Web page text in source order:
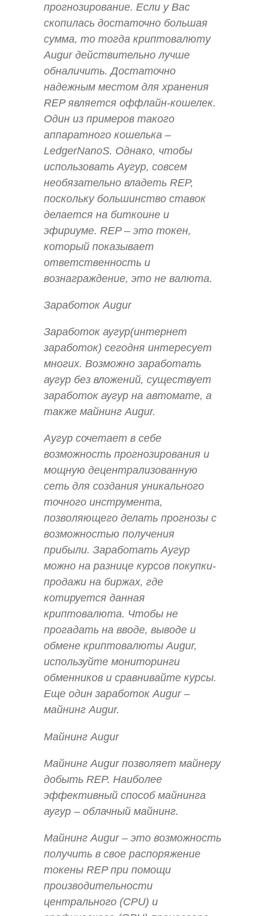
прогнозирование. Если у Вас
скопилась достаточно большая
сумма, то тогда криптовалюту
Augur действительно лучше
обналичить. Достаточно
надежным местом для хранения
REP является оффлайн-кошелек.
Один из примеров такого
аппаратного кошелька –
LedgerNanoS. Однако, чтобы
использовать Аугур, совсем
необязательно владеть REP,
поскольку большинство ставок
делается на биткоине и
эфириуме. REP – это токен,
который показывает
ответственность и
вознаграждение, это не валюта.
Заработок Augur
Заработок аугур(интернет
заработок) сегодня интересует
многих. Возможно заработать
аугур без вложений, существует
заработок аугур на автомате, а
также майнинг Augur.
Аугур сочетает в себе
возможность прогнозирования и
мощную децентрализованную
сеть для создания уникального
точного инструмента,
позволяющего делать прогнозы с
возможностью получения
прибыли. Заработать Аугур
можно на разнице курсов покупки-
продажи на биржах, где
котируется данная
криптовалюта. Чтобы не
прогадать на вводе, выводе и
обмене криптовалюты Augur,
используйте мониторинги
обменников и сравнивайте курсы.
Еще один заработок Augur –
майнинг Augur.
Майнинг Augur
Майнинг Augur позволяет майнеру
добыть REP. Наиболее
эффективный способ майнинга
аугур – облачный майнинг.
Майнинг Augur – это возможность
получить в свое распоряжение
токены REP при помощи
производительности
центрального (CPU) и